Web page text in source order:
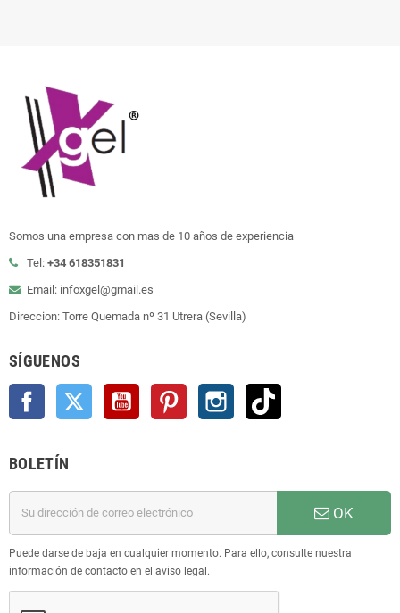
Somos una empresa con mas de 10 años de experiencia
Tel: +34 618351831
Email: infoxgel@gmail.es
Direccion: Torre Quemada nº 31 Utrera (Sevilla)
SÍGUENOS
Facebook Twitter YouTube Pinterest Instagram
BOLETÍN
OK
Puede darse de baja en cualquier momento. Para ello, consulte nuestra
información de contacto en el aviso legal.